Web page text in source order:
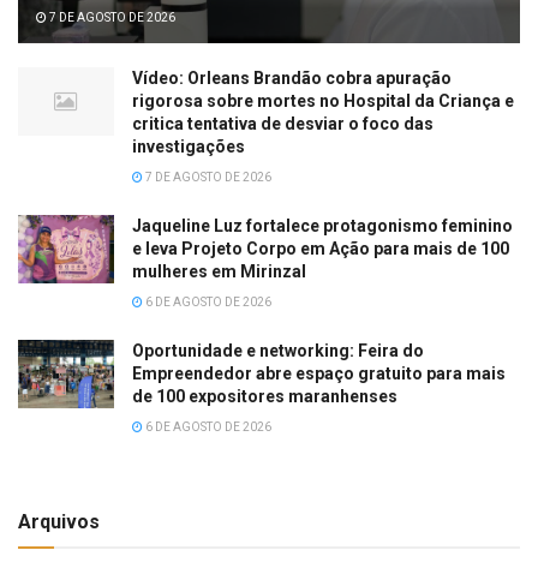
7 DE AGOSTO DE 2026
Vídeo: Orleans Brandão cobra apuração
rigorosa sobre mortes no Hospital da Criança e
critica tentativa de desviar o foco das
investigações
7 DE AGOSTO DE 2026
Jaqueline Luz fortalece protagonismo feminino
e leva Projeto Corpo em Ação para mais de 100
mulheres em Mirinzal
6 DE AGOSTO DE 2026
Oportunidade e networking: Feira do
Empreendedor abre espaço gratuito para mais
de 100 expositores maranhenses
6 DE AGOSTO DE 2026
Arquivos